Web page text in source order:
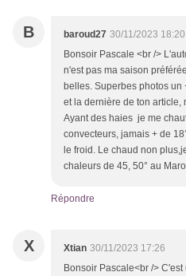
B baroud27 30/11/2023 18:20
Bonsoir Pascale <br />
n'est pas ma saison
belles. Superbes photos
et la dernière de ton article,
Ayant des haies je me
convecteurs, jamais + de
le froid. Le chaud non
chaleurs de 45, 50° au
Répondre
X Xtian 30/11/2023 17:26
Bonsoir Pascale<br />